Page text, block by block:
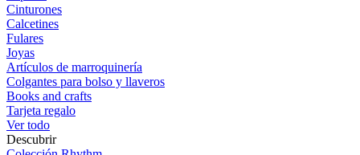
Cinturones
Calcetines
Fulares
Joyas
Artículos de marroquinería
Colgantes para bolso y llaveros
Books and crafts
Tarjeta regalo
Ver todo
Descubrir